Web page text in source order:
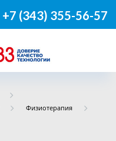
+7 (343) 355-56-57
Физиотерапия